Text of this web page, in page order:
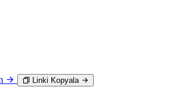
Linki Kopyala